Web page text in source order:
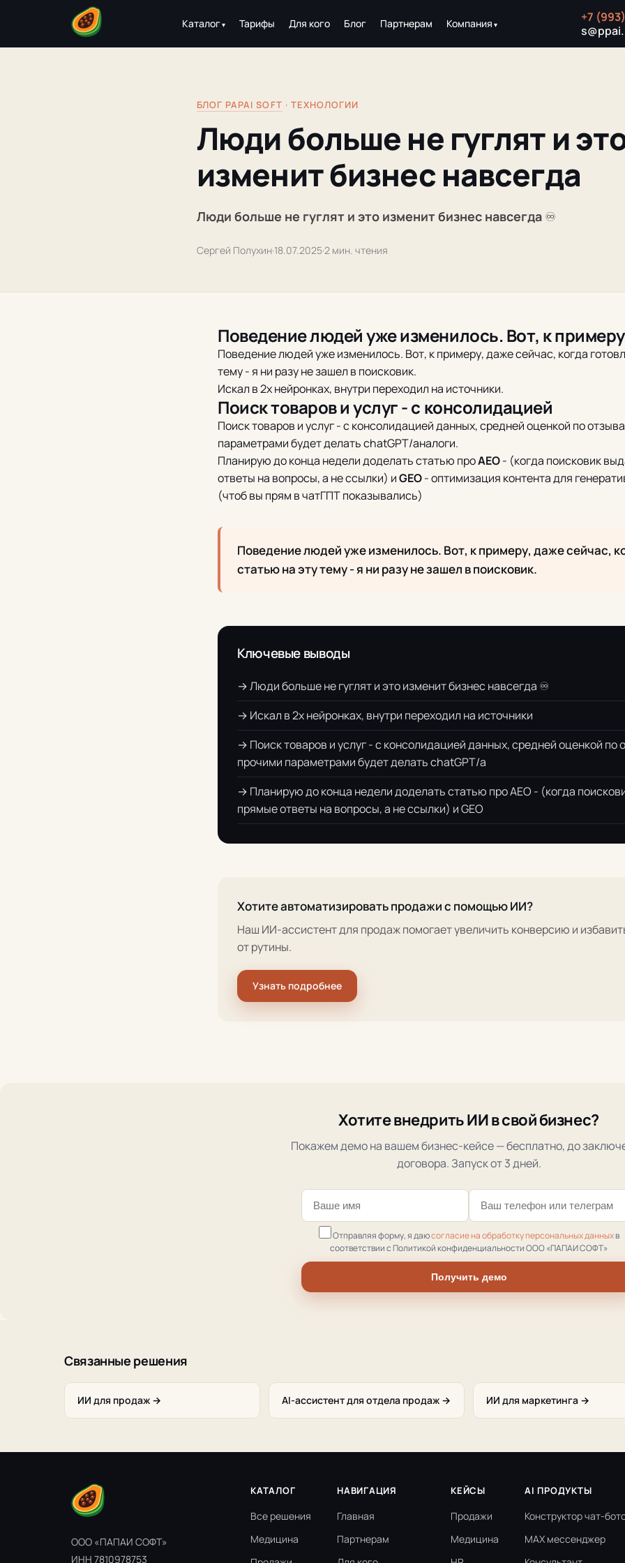
Каталог Тарифы Для кого Блог Партнерам Компания
+7
БЛОГ PAPAI SOFT · ТЕХНОЛОГИИ
Люди больше не гуглят и
изменит бизнес навсегда
Люди больше не гуглят и это изменит бизнес навсегда ♾️
Сергей Полухин·18.07.2025·2 мин. чтения
Поведение людей уже изменилось. Вот, к примеру
Поведение людей уже изменилось. Вот, к примеру, даже сейчас, когда
тему - я ни разу не зашел в поисковик.
Искал в 2х нейронках, внутри переходил на источники.
Поиск товаров и услуг - с консолидацией
Поиск товаров и услуг - с консолидацией данных, средней оценкой по
параметрами будет делать chatGPT/аналоги.
Планирую до конца недели доделать статью проAEO- (когда поисковик
ответы на вопросы, а не ссылки) иGEO- оптимизация контента для
(чтоб вы прям в чатГПТ показывались)
Поведение людей уже изменилось. Вот, к примеру, даже сейчас,
статью на эту тему - я ни разу не зашел в поисковик.
Ключевые выводы
→ Люди больше не гуглят и это изменит бизнес навсегда ♾️
→ Искал в 2х нейронках, внутри переходил на источники
→ Поиск товаров и услуг - с консолидацией данных, средней оценкой по
прочими параметрами будет делать chatGPT/а
→ Планирую до конца недели доделать статью про AEO - (когда
прямые ответы на вопросы, а не ссылки) и GEO
Хотите автоматизировать продажи с помощью ИИ?
Наш ИИ-ассистент для продаж помогает увеличить конверсию и
от рутины.
Узнать подробнее
Хотите внедрить ИИ в свой бизнес?
Покажем демо на вашем бизнес-кейсе — бесплатно, до
договора. Запуск от 3 дней.
Отправляя форму, я даюсогласие на обработку персональных данныхв
соответствии с Политикой конфиденциальности ООО «ПАПАИ СОФТ»
Получить демо
Связанные решения
ИИ для продаж → AI-ассистент для отдела продаж → ИИ для маркетинга →
ООО «ПАПАИ СОФТ»
ИНН 7810978753
КАТАЛОГ
Все решения
Медицина
НАВИГАЦИЯ
Главная
Партнерам
КЕЙСЫ
Продажи
Медицина
AI ПРОДУКТЫ
Конструктор чат-
MAX мессенджер